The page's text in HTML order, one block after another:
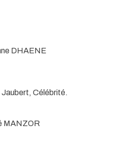
DHAENE
Jaubert, Célébrité.
MANZOR